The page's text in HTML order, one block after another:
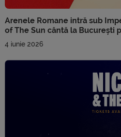
Arenele Romane intră sub
of The Sun cântă la București
4 iunie 2026